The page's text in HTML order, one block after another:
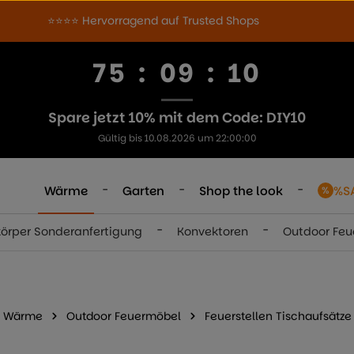
⭐⭐⭐⭐ Hervorragend auf Trusted Shops
75 : 09 : 10
Spare jetzt 10% mit dem Code: DIY10
Gültig bis 10.08.2026 um 22:00:00
Wärme - Garten - Shop the look -
Sonderanfertigung - Konvektoren - Outdoor
Wärme Outdoor Feuermöbel Feuerstellen Tischaufsätze